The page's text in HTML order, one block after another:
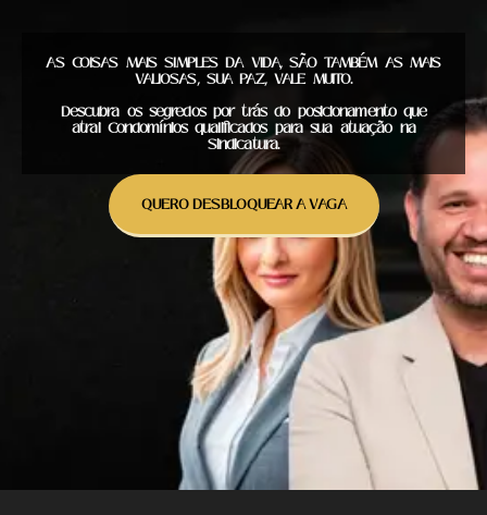
AS COISAS MAIS SIMPLES DA VIDA, SÃO TAMBÉM AS MAIS
VALIOSAS, SUA PAZ, VALE MUITO.
Descubra os segredos por trás do posicionamento que
atrai Condomínios qualificados para sua atuação na
Sindicatura.
QUERO DESBLOQUEAR A VAGA